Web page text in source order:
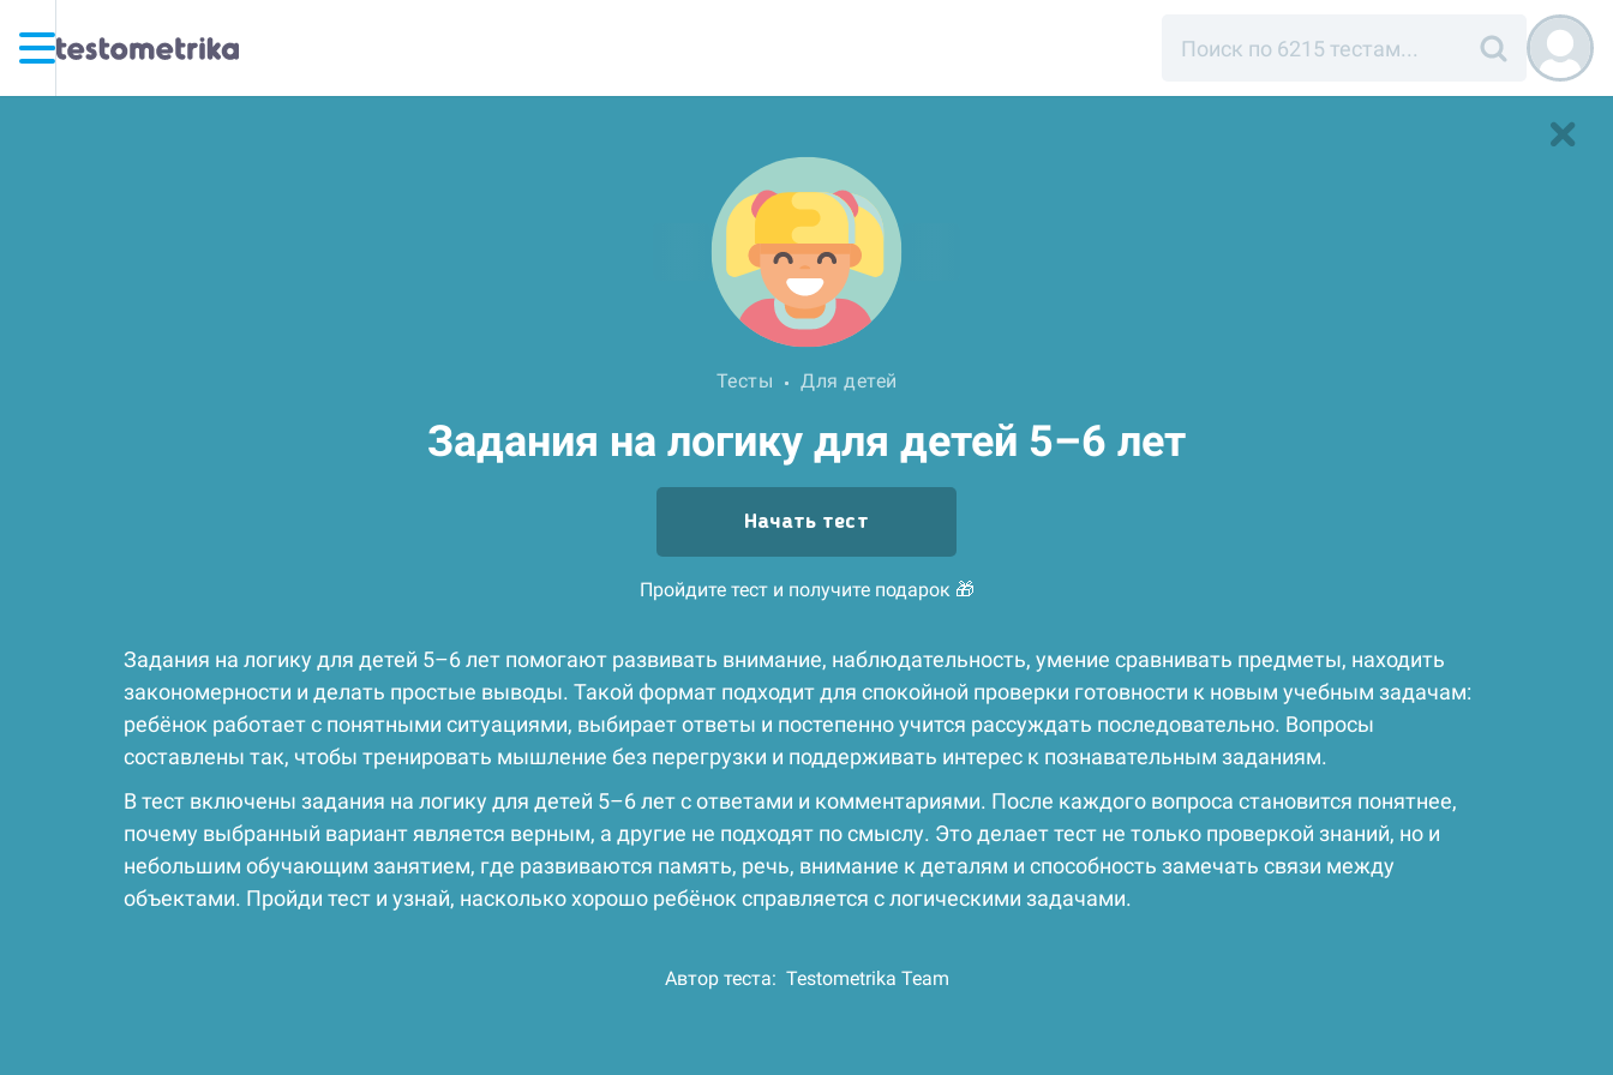
Тесты Для детей
Задания на логику для детей 5–6 лет
Начать тест
Пройдите тест и получите подарок 🎁
Задания на логику для детей 5–6 лет помогают развивать внимание, наблюдательность, умение сравнивать предметы, находить
закономерности и делать простые выводы. Такой формат подходит для спокойной проверки готовности к новым учебным задачам:
ребёнок работает с понятными ситуациями, выбирает ответы и постепенно учится рассуждать последовательно. Вопросы
составлены так, чтобы тренировать мышление без перегрузки и поддерживать интерес к познавательным заданиям.
В тест включены задания на логику для детей 5–6 лет с ответами и комментариями. После каждого вопроса становится понятнее,
почему выбранный вариант является верным, а другие не подходят по смыслу. Это делает тест не только проверкой знаний, но и
небольшим обучающим занятием, где развиваются память, речь, внимание к деталям и способность замечать связи между
объектами. Пройди тест и узнай, насколько хорошо ребёнок справляется с логическими задачами.
Автор теста: Testometrika Team